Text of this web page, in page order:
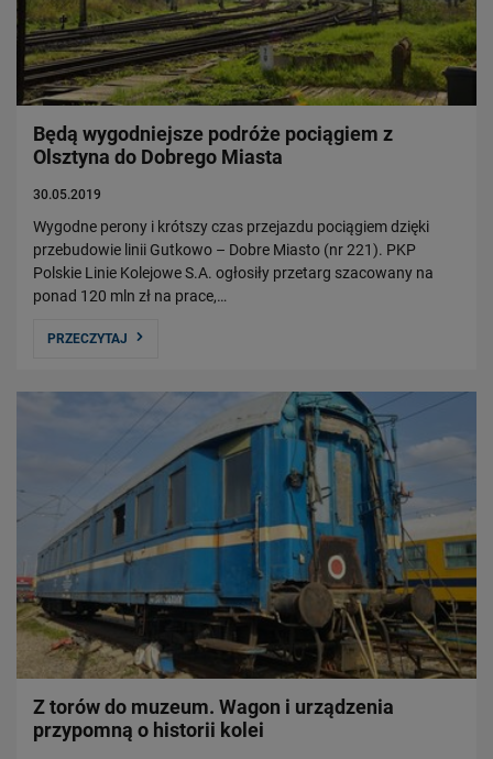
Będą wygodniejsze podróże pociągiem z
Olsztyna do Dobrego Miasta
30.05.2019
Wygodne perony i krótszy czas przejazdu pociągiem dzięki
przebudowie linii Gutkowo – Dobre Miasto (nr 221). PKP
Polskie Linie Kolejowe S.A. ogłosiły przetarg szacowany na
ponad 120 mln zł na prace,…
PRZECZYTAJ
Z torów do muzeum. Wagon i urządzenia
przypomną o historii kolei